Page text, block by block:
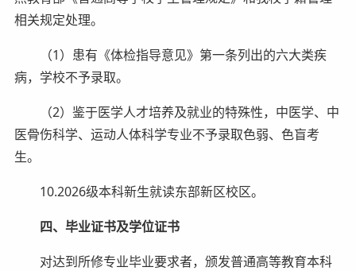
相关规定处理。
（1）患有《体检指导意见》第一条列出的六大类疾
病，学校不予录取。
（2）鉴于医学人才培养及就业的特殊性，中医学、中
医骨伤科学、运动人体科学专业不予录取色弱、色盲考
生。
10.2026级本科新生就读东部新区校区。
四、 毕业证书及学位证书
对达到所修专业毕业要求者，颁发普通高等教育本科